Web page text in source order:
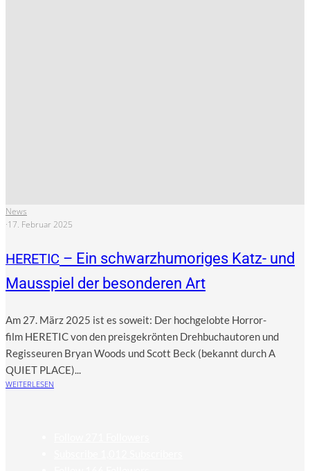
News
·17. Februar 2025
HERETIC – Ein schwarzhumoriges Katz- und
Mausspiel der besonderen Art
Am 27. März 2025 ist es soweit: Der hoch­ge­lob­te Hor­ror­
film HERETIC von den preis­ge­krön­ten Dreh­buch­au­to­ren und
Regis­seu­ren Bryan Woods und Scott Beck (bekannt durch A
QUIET PLACE)...
WEITERLESEN